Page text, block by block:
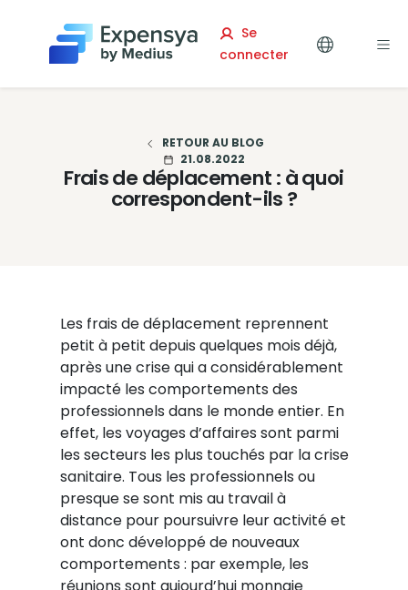
Expensya
Se
connecter
RETOUR AU BLOG
21.08.2022
Frais de déplacement : à quoi
correspondent-ils ?
Les frais de déplacement reprennent
petit à petit depuis quelques mois déjà,
après une crise qui a considérablement
impacté les comportements des
professionnels dans le monde entier. En
effet, les voyages d’affaires sont parmi
les secteurs les plus touchés par la crise
sanitaire. Tous les professionnels ou
presque se sont mis au travail à
distance pour poursuivre leur activité et
ont donc développé de nouveaux
comportements : par exemple, les